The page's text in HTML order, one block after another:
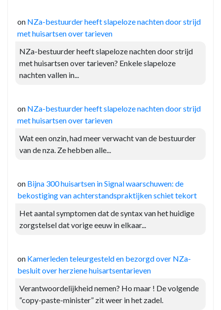
on NZa-bestuurder heeft slapeloze nachten door strijd
met huisartsen over tarieven
NZa-bestuurder heeft slapeloze nachten door strijd
met huisartsen over tarieven? Enkele slapeloze
nachten vallen in...
on NZa-bestuurder heeft slapeloze nachten door strijd
met huisartsen over tarieven
Wat een onzin, had meer verwacht van de bestuurder
van de nza. Ze hebben alle...
on Bijna 300 huisartsen in Signal waarschuwen: de
bekostiging van achterstandspraktijken schiet tekort
Het aantal symptomen dat de syntax van het huidige
zorgstelsel dat vorige eeuw in elkaar...
on Kamerleden teleurgesteld en bezorgd over NZa-
besluit over herziene huisartsentarieven
Verantwoordelijkheid nemen? Ho maar ! De volgende
“copy-paste-minister” zit weer in het zadel.